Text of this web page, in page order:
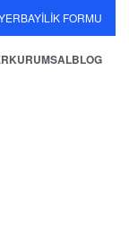
BAYİLİK FORMU
KURUMSALBLOG